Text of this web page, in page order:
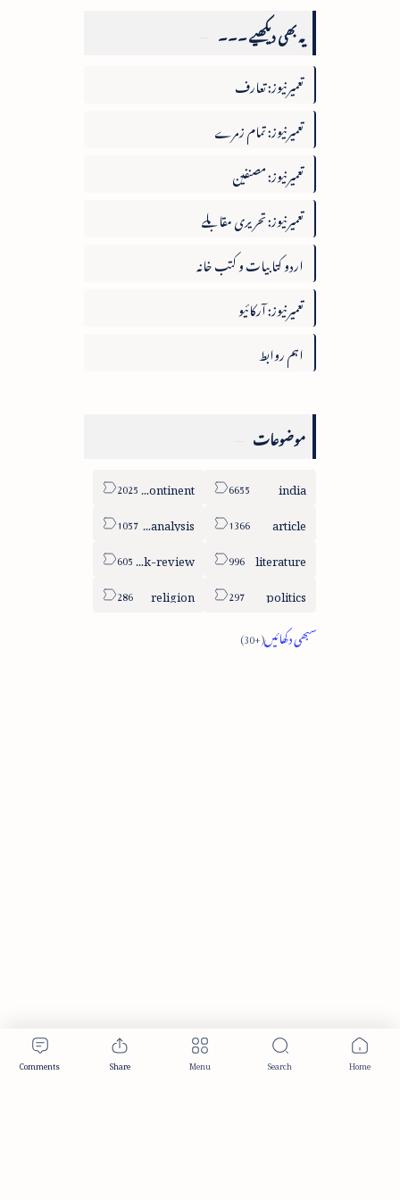
یہ بھی دیکھیے ۔۔۔
تعمیرنیوز: تعارف
تعمیرنیوز: تمام زمرے
تعمیرنیوز: مصنفین
تعمیرنیوز: تحریری مقابلے
اردو کتابیات و کتب خانہ
تعمیرنیوز: آرکائیو
اہم روابط
موضوعات
india
sub-continent
article
column-analysis
literature
book-review
politics
religion